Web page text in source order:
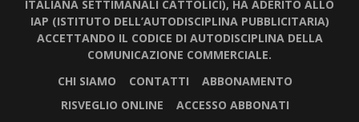
ITALIANA SETTIMANALI CATTOLICI), HA ADERITO ALLO
IAP (ISTITUTO DELL’AUTODISCIPLINA PUBBLICITARIA)
ACCETTANDO IL CODICE DI AUTODISCIPLINA DELLA
COMUNICAZIONE COMMERCIALE.
CHI SIAMO
CONTATTI
ABBONAMENTO
RISVEGLIO ONLINE
ACCESSO ABBONATI